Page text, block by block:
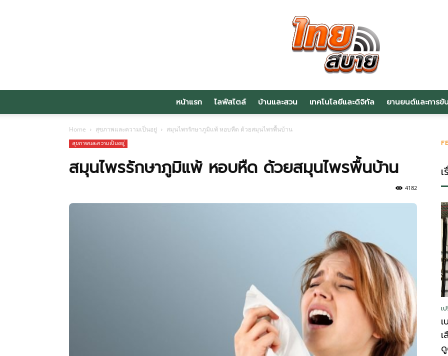
รู้
วา
หน้าแรก ไลฟ์สไตล์ บ้านและสวน เทคโนโลยีและดิจิทัล ยานยนต์และการขั
Home สุขภาพและความเป็นอยู่ สมุนไพรรักษาภูมิแพ้ หอบหืด ด้วยสมุนไพรพื้นบ้าน
สุขภาพและความเป็นอยู่
สมุนไพรรักษาภูมิแพ้ หอบหืด ด้วยสมุนไพรพื้นบ้าน
4182
เ